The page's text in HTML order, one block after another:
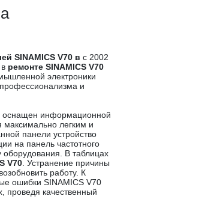
SINAMICS V70 в с 2002
ремонте SINAMICS V70
электроники
и
оснащен информационной
максимально легким и
панели устройство
на панель частотного
В таблицах
V70 . Устранение причины
работу. К
ошибки SINAMICS V70
проведя качественный